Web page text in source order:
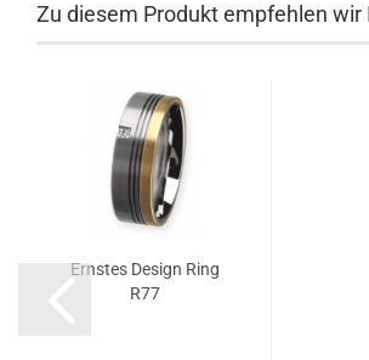
Zu diesem Produkt empfehlen wir
Ernstes Design Ring
R77